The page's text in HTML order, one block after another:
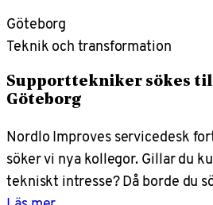
Göteborg
Teknik och transformation
Supporttekniker sökes
Göteborg
Nordlo Improves servicedesk
söker vi nya kollegor. Gillar du
tekniskt intresse? Då borde du